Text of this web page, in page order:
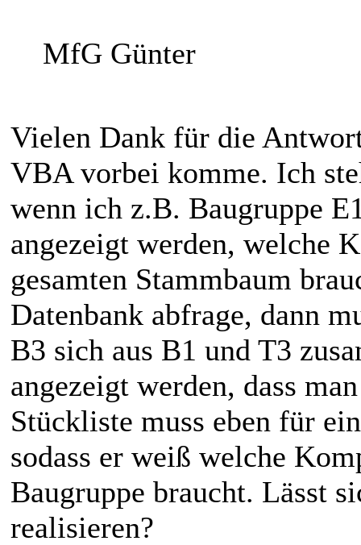
MfG Günter
Vielen Dank für die
VBA vorbei komme. Ich
wenn ich z.B. Baugruppe
angezeigt werden, welche
gesamten Stammbaum
Datenbank abfrage, dann
B3 sich aus B1 und T3
angezeigt werden, dass
Stückliste muss eben für
sodass er weiß welche
Baugruppe braucht. Lässt
realisieren?